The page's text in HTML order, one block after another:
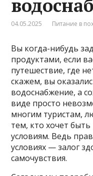
04.05.2025 Питание в
Вы когда-нибудь
продуктами, если
путешествие, где
скажем, вы
водоснабжение, а
виде просто
многим туристам,
тем, кто хочет
условиям. Ведь
условиях — залог
самочувствия.